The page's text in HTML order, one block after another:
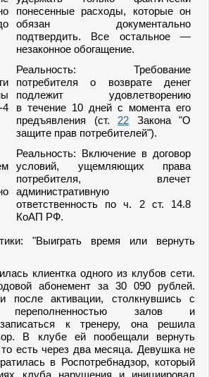
понесенные расходы, которые он
обязан документально
подтвердить. Все остальное —
незаконное обогащение.
Реальность: Требование
потребителя о возврате денег
подлежит удовлетворению
в течение 10 дней с момента его
предъявления (ст. 22 Закона "О
защите прав потребителей").
Реальность: Включение в договор
условий, ущемляющих права
потребителя, влечет
административную
ответственность по ч. 2 ст. 14.8
КоАП РФ.
"Выиграть время или вернуть
клиентка одного из клубов сети.
абонемент за 30 090 рублей.
после активации, столкнувшись с
переполненностью залов и
к тренеру, она решила
В клубе ей пообещали вернуть
то есть через два месяца. Девушка не
в Роспотребнадзор, который
клуба нарушения и инициировал